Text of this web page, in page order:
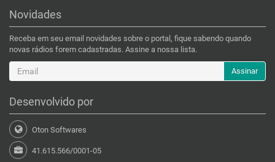
Novidades
Receba em seu email novidades sobre o portal, fique sabendo quando
novas rádios forem cadastradas. Assine a nossa lista.
Assinar
Desenvolvido por
Oton Softwares
41.615.566/0001-05